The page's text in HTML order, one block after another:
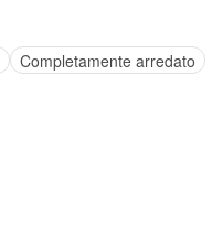
Completamente arredato